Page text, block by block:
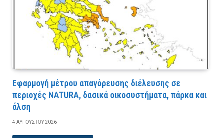
Εφαρμογή μέτρου απαγόρευσης διέλευσης σε
περιοχές NATURA, δασικά οικοσυστήματα, πάρκα και
άλση
4 ΑΥΓΟΎΣΤΟΥ 2026